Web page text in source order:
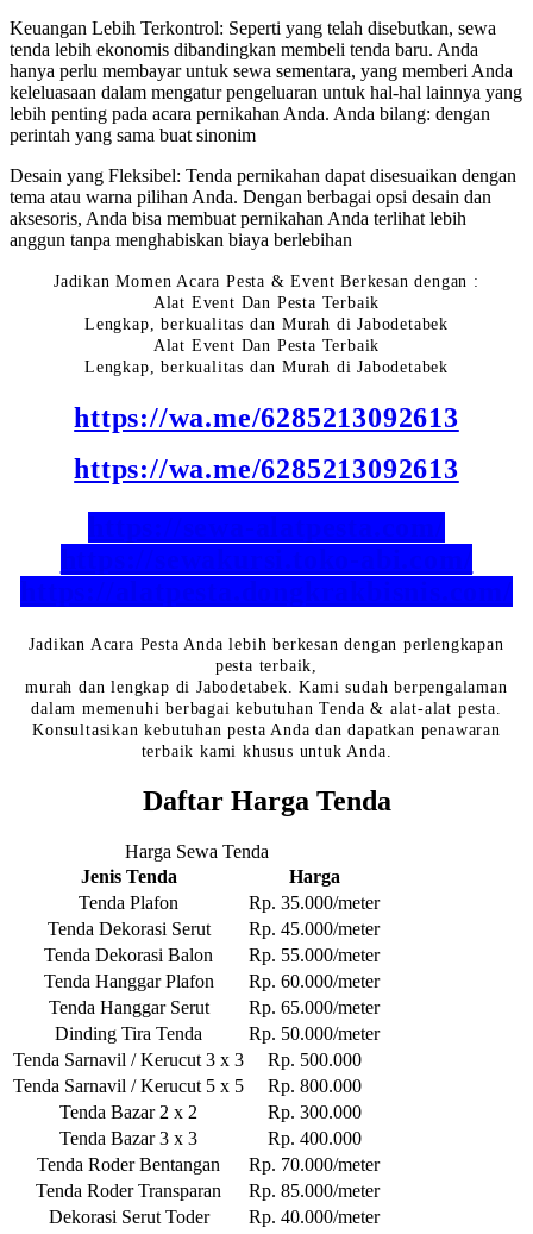
Keuangan Lebih Terkontrol: Seperti yang telah disebutkan, sewa
tenda lebih ekonomis dibandingkan membeli tenda baru. Anda
hanya perlu membayar untuk sewa sementara, yang memberi Anda
keleluasaan dalam mengatur pengeluaran untuk hal-hal lainnya yang
lebih penting pada acara pernikahan Anda. Anda bilang: dengan
perintah yang sama buat sinonim
Desain yang Fleksibel: Tenda pernikahan dapat disesuaikan dengan
tema atau warna pilihan Anda. Dengan berbagai opsi desain dan
aksesoris, Anda bisa membuat pernikahan Anda terlihat lebih
anggun tanpa menghabiskan biaya berlebihan
Jadikan Momen Acara Pesta & Event Berkesan dengan :
Alat Event Dan Pesta Terbaik
Lengkap, berkualitas dan Murah di Jabodetabek
Alat Event Dan Pesta Terbaik
Lengkap, berkualitas dan Murah di Jabodetabek
https://wa.me/6285213092613
https://wa.me/6285213092613
Jadikan Acara Pesta Anda lebih berkesan dengan perlengkapan
pesta terbaik,
murah dan lengkap di Jabodetabek. Kami sudah berpengalaman
dalam memenuhi berbagai kebutuhan Tenda & alat-alat pesta.
Konsultasikan kebutuhan pesta Anda dan dapatkan penawaran
terbaik kami khusus untuk Anda.
Daftar Harga Tenda
Harga Sewa Tenda
Jenis Tenda
Harga
Tenda Plafon
Rp. 35.000/meter
Tenda Dekorasi Serut
Rp. 45.000/meter
Tenda Dekorasi Balon
Rp. 55.000/meter
Tenda Hanggar Plafon
Rp. 60.000/meter
Tenda Hanggar Serut
Rp. 65.000/meter
Dinding Tira Tenda
Rp. 50.000/meter
Tenda Sarnavil / Kerucut 3 x 3
Rp. 500.000
Tenda Sarnavil / Kerucut 5 x 5
Rp. 800.000
Tenda Bazar 2 x 2
Rp. 300.000
Tenda Bazar 3 x 3
Rp. 400.000
Tenda Roder Bentangan
Rp. 70.000/meter
Tenda Roder Transparan
Rp. 85.000/meter
Dekorasi Serut Toder
Rp. 40.000/meter